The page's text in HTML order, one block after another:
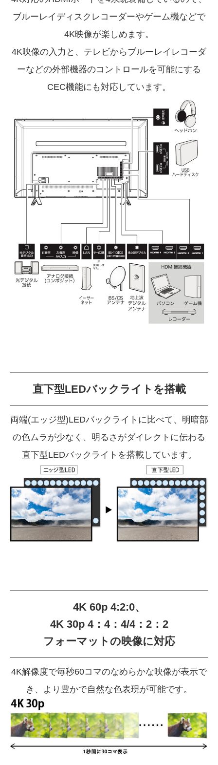
ブルーレイディスクレコーダーやゲーム機などで
4K映像が楽しめます。
4K映像の入力と、テレビからブルーレイレコーダ
ーなどの外部機器のコントロールを可能にする
CEC機能にも対応しています。
直下型LEDバックライトを搭載
両端(エッジ型)LEDバックライトに比べて、明暗部
の色ムラが少なく、 明るさがダイレクトに伝わる
直下型LEDバックライトを搭載しています。
4K 60p 4:2:0、
4K 30p 4：4：4/4：2：2
フォーマットの映像に対応
4K解像度で毎秒60コマのなめらかな映像が表示で
き、より豊かで自然な色表現が可能です。